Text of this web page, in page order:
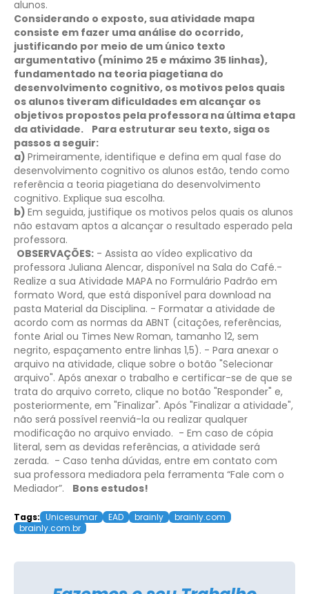
Considerando o exposto, sua atividade mapa
consiste em fazer uma análise do ocorrido,
justificando por meio de um único texto
argumentativo (mínimo 25 e máximo 35 linhas),
fundamentado na teoria piagetiana do
desenvolvimento cognitivo, os motivos pelos quais
os alunos tiveram dificuldades em alcançar os
objetivos propostos pela professora na última etapa
da atividade.
Para estruturar seu texto, siga os
passos a seguir:
a) Primeiramente, identifique e defina em qual fase do
desenvolvimento cognitivo os alunos estão, tendo como
referência a teoria piagetiana do desenvolvimento
cognitivo. Explique sua escolha.
b) Em seguida, justifique os motivos pelos quais os alunos
não estavam aptos a alcançar o resultado esperado pela
professora.
OBSERVAÇÕES: - Assista ao vídeo explicativo da
professora Juliana Alencar, disponível na Sala do Café.​-
Realize a sua Atividade MAPA no Formulário Padrão em
formato Word, que está disponível para download na
pasta Material da Disciplina. - Formatar a atividade de
acordo com as normas da ABNT (citações, referências,
fonte Arial ou Times New Roman, tamanho 12, sem
negrito, espaçamento entre linhas 1,5). - Para anexar o
arquivo na atividade, clique sobre o botão "Selecionar
arquivo". Após anexar o trabalho e certificar-se de que se
trata do arquivo correto, clique no botão "Responder" e,
posteriormente, em "Finalizar". Após "Finalizar a atividade",
não será possível reenviá-la ou realizar qualquer
modificação no arquivo enviado. - Em caso de cópia
literal, sem as devidas referências, a atividade será
zerada. - Caso tenha dúvidas, entre em contato com
sua professora mediadora pela ferramenta “Fale com o
Mediador”.
Bons estudos!
Tags: Unicesumar EAD brainly
brainly.com
brainly.com.br